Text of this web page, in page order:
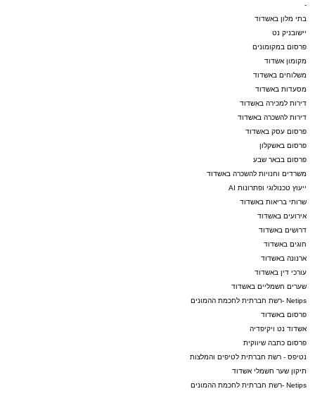
-
בתי מלון באשדוד
יישובניק נט
פרסום במקומונים
מקומון אשדוד
משלוחים באשדוד
מסעדות באשדוד
דירות למכירה באשדוד
דירות להשכרה באשדוד
פרסום עסק באשדוד
פרסום באשקלון
פרסום בבאר שבע
משרדים וחנויות להשכרה באשדוד
ייעוץ טכנולוגי ופתרונות AI
שרותי בריאות באשדוד
אירועים באשדוד
דרושים באשדוד
חוגים באשדוד
ארנונה באשדוד
עורכי דין באשדוד
שערים חשמליים באשדוד
Netips -רשת חברתית לחכמת ההמונים
פרסום באשדוד
אשדוד נט ויקיפדיה
פרסום כתבה שיווקית
נטיפס - רשת חברתית לטיפים והמלצות
תיקון שער חשמלי אשדוד
Netips -רשת חברתית לחכמת ההמונים